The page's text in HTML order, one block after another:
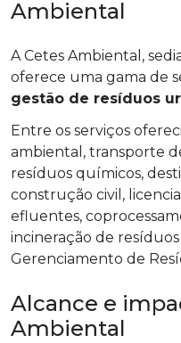
Ambiental
A Cetes Ambiental,
oferece uma gama de
gestão de resíduos
Entre os serviços
ambiental, transporte
resíduos químicos,
construção civil,
efluentes,
incineração de
Gerenciamento de
Alcance e
Ambiental